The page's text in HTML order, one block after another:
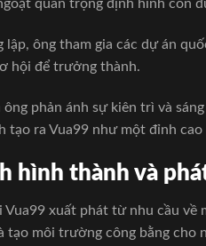
quan trọng định hình con
lập, ông tham gia các dự án
hội để trưởng thành.
ông phản ánh sự kiên trì và
tạo ra Vua99 như một đỉnh cao
hình thành và
Vua99 xuất phát từ nhu cầu
tạo môi trường công bằng cho